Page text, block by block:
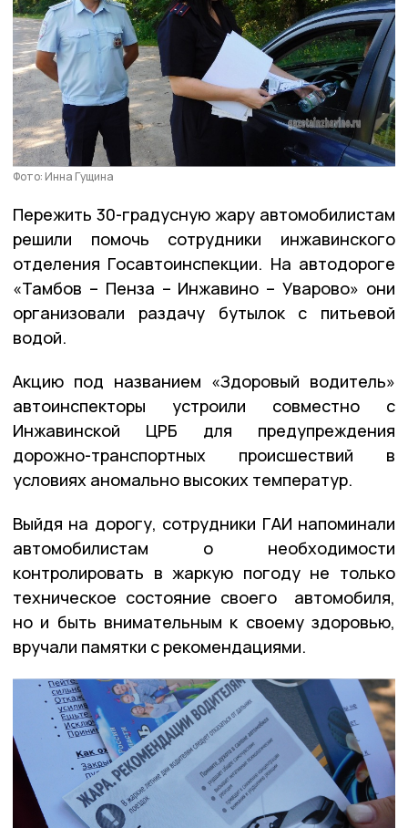
Фото: Инна Гущина
Пережить 30-градусную жару автомобилистам
решили помочь сотрудники инжавинского
отделения Госавтоинспекции. На автодороге
«Тамбов – Пенза – Инжавино – Уварово» они
организовали раздачу бутылок с питьевой
водой.
Акцию под названием «Здоровый водитель»
автоинспекторы устроили совместно с
Инжавинской ЦРБ для предупреждения
дорожно-транспортных происшествий в
условиях аномально высоких температур.
Выйдя на дорогу, сотрудники ГАИ напоминали
автомобилистам о необходимости
контролировать в жаркую погоду не только
техническое состояние своего автомобиля,
но и быть внимательным к своему здоровью,
вручали памятки с рекомендациями.